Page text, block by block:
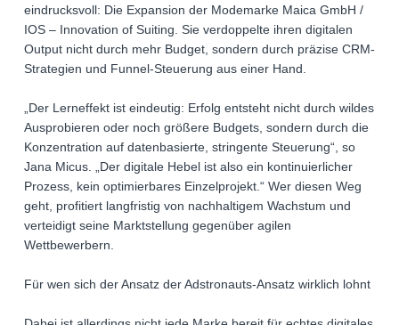
eindrucksvoll: Die Expansion der Modemarke Maica GmbH /
IOS – Innovation of Suiting. Sie verdoppelte ihren digitalen
Output nicht durch mehr Budget, sondern durch präzise CRM-
Strategien und Funnel-Steuerung aus einer Hand.
„Der Lerneffekt ist eindeutig: Erfolg entsteht nicht durch wildes
Ausprobieren oder noch größere Budgets, sondern durch die
Konzentration auf datenbasierte, stringente Steuerung“, so
Jana Micus. „Der digitale Hebel ist also ein kontinuierlicher
Prozess, kein optimierbares Einzelprojekt.“ Wer diesen Weg
geht, profitiert langfristig von nachhaltigem Wachstum und
verteidigt seine Marktstellung gegenüber agilen
Wettbewerbern.
Für wen sich der Ansatz der Adstronauts-Ansatz wirklich lohnt